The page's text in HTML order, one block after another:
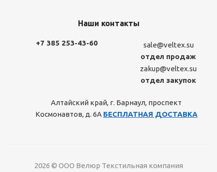
Наши контакты
+7 385 253-43-60
sale@veltex.su
отдел продаж
zakup@veltex.su
отдел закупок
Алтайский край, г. Барнаул, проспект
Космонавтов, д. 6А БЕСПЛАТНАЯ ДОСТАВКА
2026 © ООО Велюр Текстильная компания